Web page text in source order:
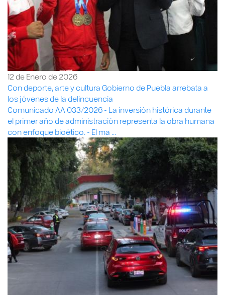
12 de Enero de 2026
Con deporte, arte y cultura Gobierno de Puebla arrebata a
los jóvenes de la delincuencia
Comunicado AA 033/2026 - La inversión histórica durante
el primer año de administración representa la obra humana
con enfoque bioético. - El ma ...